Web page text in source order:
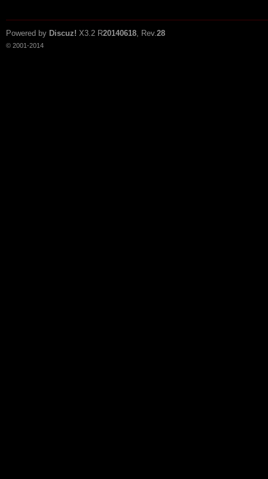
Powered by Discuz! X3.2 R20140618, Rev.28
© 2001-2014